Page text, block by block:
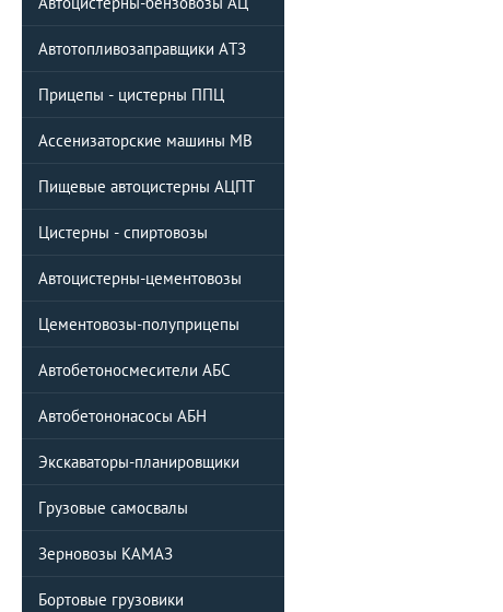
Автотопливозаправщики АТЗ
Прицепы - цистерны ППЦ
Ассенизаторские машины МВ
Пищевые автоцистерны АЦПТ
Цистерны - спиртовозы
Автоцистерны-цементовозы
Цементовозы-полуприцепы
Автобетоносмесители АБС
Автобетононасосы АБН
Экскаваторы-планировщики
Грузовые самосвалы
Зерновозы КАМАЗ
Бортовые грузовики